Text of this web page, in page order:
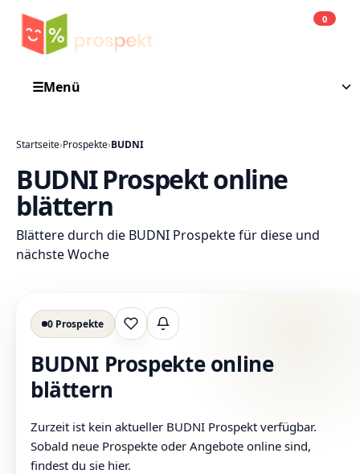
0
☰Menü
Startseite›Prospekte›BUDNI
BUDNI Prospekt online
blättern
Blättere durch die BUDNI Prospekte für diese und
nächste Woche
0 Prospekte Lieblingsprospekt
BUDNI Prospekte online
blättern
Zurzeit ist kein aktueller BUDNI Prospekt verfügbar.
Sobald neue Prospekte oder Angebote online sind,
findest du sie hier.